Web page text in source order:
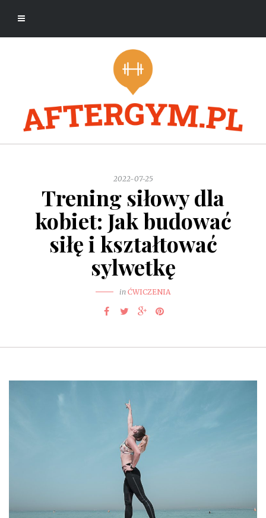
2022-07-25
Trening siłowy dla
kobiet: Jak budować
siłę i kształtować
sylwetkę
in ĆWICZENIA